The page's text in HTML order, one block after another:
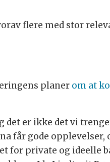
flere med stor
planer om at
det er ikke det vi
får gode
for private og ideelle